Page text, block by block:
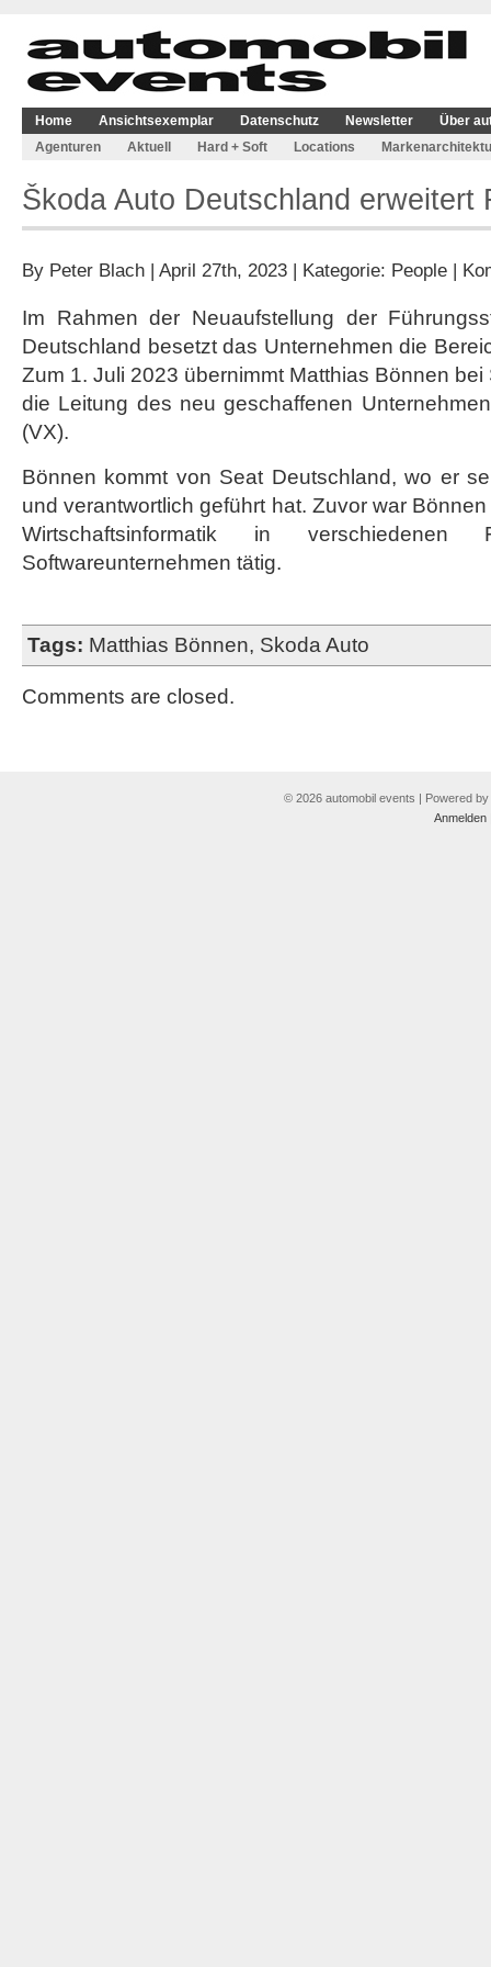
Home Ansichtsexemplar Datenschutz Newsletter
Über
Agenturen
Aktuell Hard + Soft Locations
Škoda Auto Deutschland erweitert
By Peter Blach | April 27th, 2023 | Kategorie: People |
Im Rahmen der Neuaufstellung der
Deutschland besetzt das Unternehmen die
Zum 1. Juli 2023 übernimmt Matthias Bönnen
die Leitung des neu geschaffenen
(VX).
Bönnen kommt von Seat Deutschland, wo er
und verantwortlich geführt hat. Zuvor war
Wirtschaftsinformatik in verschiedenen
Softwareunternehmen tätig.
Tags: Matthias Bönnen, Skoda Auto
Comments are closed.
© 2026 automobil events | Powered by
Anmelden|